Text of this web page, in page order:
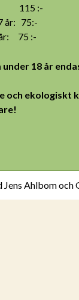
115 :-
år: 75:-
år: 75 :-
18 år
och ekologiskt
Jens Ahlbom och